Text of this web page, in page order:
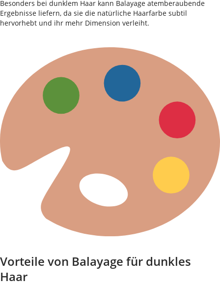
Besonders bei dunklem Haar kann Balayage atemberaubende
Ergebnisse liefern, da sie die natürliche Haarfarbe subtil
hervorhebt und ihr mehr Dimension verleiht.
Vorteile von Balayage für dunkles
Haar